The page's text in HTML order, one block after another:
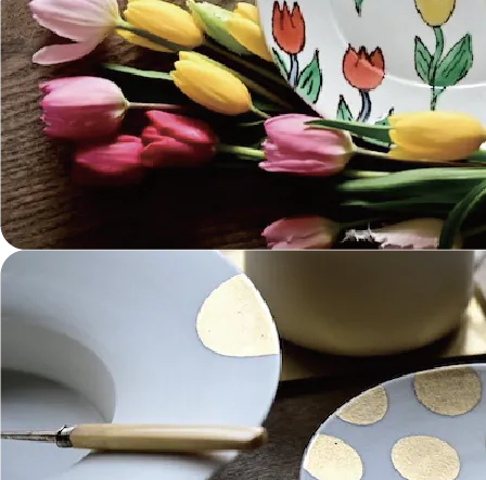
こども用 Kids Tableware
《作家・工芸》Crafts
陶芸 Ceramics
漆器 Lacquerware
木工 Woodwork
金工 Metalwork
鋳物 Cast Metal
香 Insence
その他工芸 e.t.c
《ブランド》Brands